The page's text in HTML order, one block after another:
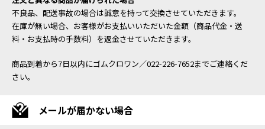
不良品、配送事故の場合は誠意を持って交換させていただきます。
在庫が無い場合、お客様がお支払いいただいた金額（商品代金・送
料・お支払時の手数料）を返金させていただきます。
商品到着から7日以内にゴムクロワン／022-226-7652までご連絡くだ
さい。
メールが届かない場合